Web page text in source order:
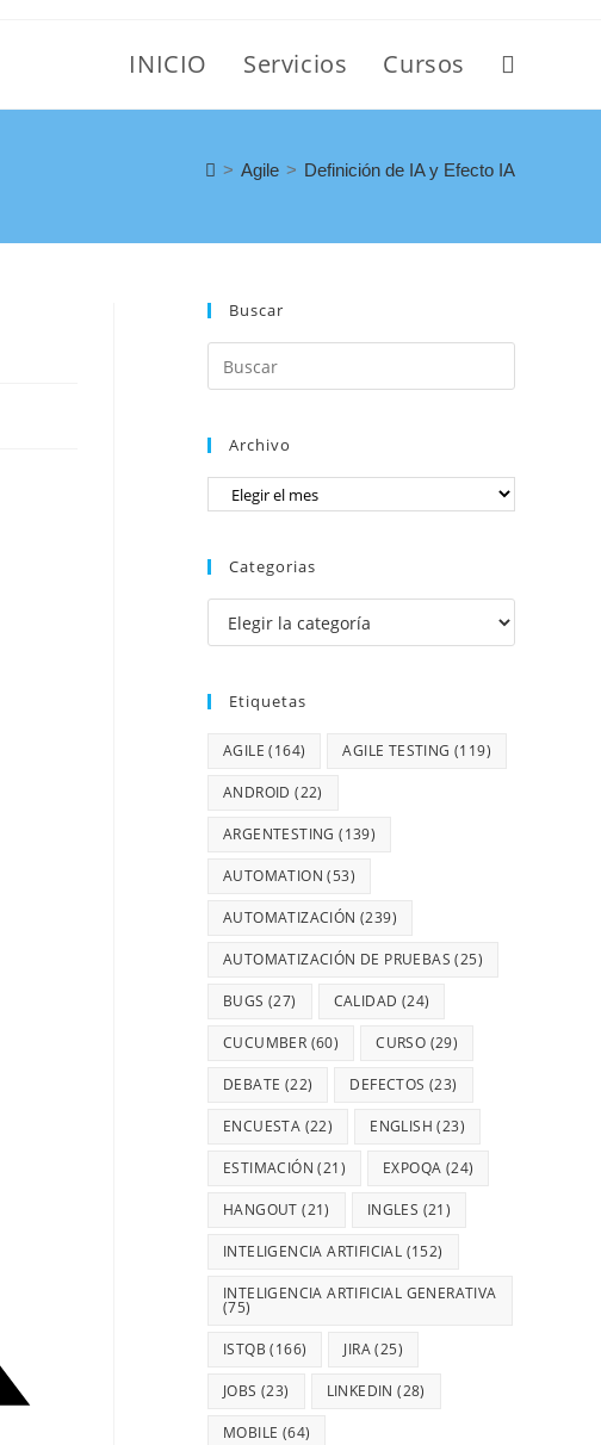
INICIO Servicios Cursos
> Agile > Definición de IA y Efecto IA
Buscar
Archivo
Categorias
Etiquetas
AGILE (164) AGILE TESTING (119)
ANDROID (22)
ARGENTESTING (139)
AUTOMATION (53)
AUTOMATIZACIÓN (239)
AUTOMATIZACIÓN DE PRUEBAS (25)
BUGS (27) CALIDAD (24)
CUCUMBER (60) CURSO (29)
DEBATE (22) DEFECTOS (23)
ENCUESTA (22) ENGLISH (23)
ESTIMACIÓN (21) EXPOQA (24)
HANGOUT (21) INGLES (21)
INTELIGENCIA ARTIFICIAL (152)
INTELIGENCIA ARTIFICIAL GENERATIVA
(75)
ISTQB (166) JIRA(25)
JOBS (23) LINKEDIN (28)
MOBILE (64)